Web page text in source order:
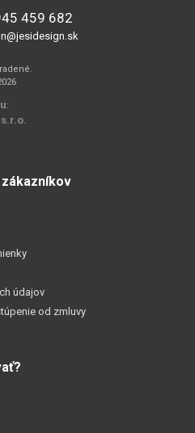
459 682
:
údajov
od zmluvy